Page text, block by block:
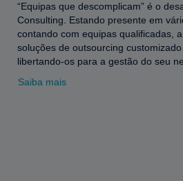
“Equipas que descomplicam” é o
Consulting. Estando presente em
contando com equipas qualificadas,
soluções de outsourcing
libertando-os para a gestão do seu
Saiba mais